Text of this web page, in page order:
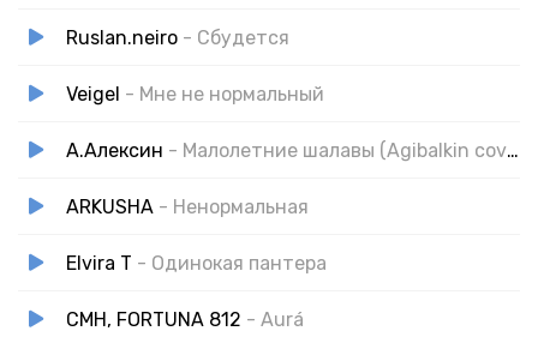
Ruslan.neiro - Сбудется
Veigel - Мне не нормальный
А.Алексин - Малолетние шалавы (Agibalkin cover)
ARKUSHA - Ненормальная
Elvira T - Одинокая пантера
CMH, FORTUNA 812 - Aurá